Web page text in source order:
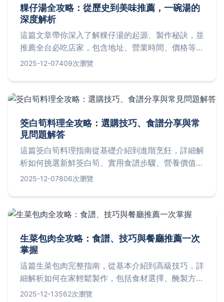
粿仔湯全攻略：從歷史到美味推薦，一碗湯的
深度解析
這篇文章帶你深入了解粿仔湯的起源、製作秘訣，並
推薦全台必吃店家，包含地址、營業時間、價格等實
用資訊。無論你是美食愛好者還是初次嘗試，都能找
2025-12-07409次瀏覽
筊白筍料理全攻略：選購技巧、食譜分享與常
見問題解答
這篇筊白筍料理指南從基礎介紹到進階烹飪，詳細解
析如何挑選新鮮筊白筍、實用食譜步驟、營養價值及
保存方法。內容涵蓋清炒、煮湯、燒烤等多種料理方
出美味健康的筊白筍料理，解決所有相關疑問。
2025-12-07806次瀏覽
生菜包肉全攻略：食譜、技巧與餐廳推薦一次
掌握
這篇生菜包肉完整指南，從基本介紹到高級技巧，詳
細解析如何在家輕鬆製作，包括食材選擇、醃製方
法、健康益處，並分享台北推薦餐廳資訊。無論您是
2025-12-13562次瀏覽